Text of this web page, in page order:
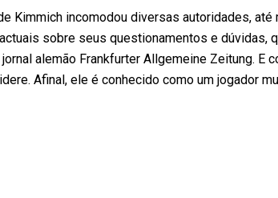
Kimmich incomodou diversas autoridades,
sobre seus questionamentos e dúvidas,
alemão Frankfurter Allgemeine Zeitung. E
Afinal, ele é conhecido como um jogador